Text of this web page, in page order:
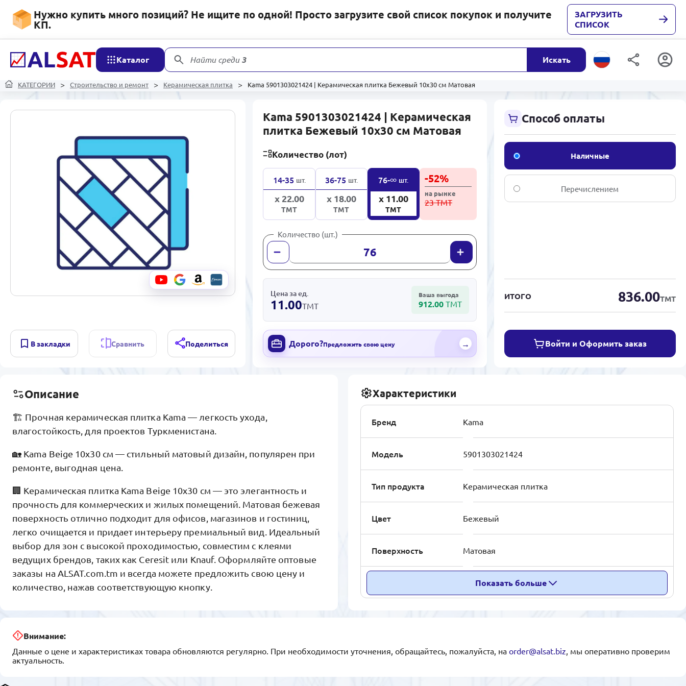
Нужно купить много позиций? Не ищите по одной! Просто загрузите свой список покупок и получите
КП.
ЗАГРУЗИТЬ
СПИСОК
Каталог Найти среди31 131 Искать
КАТЕГОРИИ Строительство и ремонт Керамическая плитка Kama 5901303021424 | Керамическая плитка Бежевый 10x30 см Матовая
В закладки Сравнить Поделиться
Kama 5901303021424 | Керамическая
плитка Бежевый 10x30 см Матовая
Количество (лот)
14-35 шт.
x 22.00
ТМТ
36-75 шт.
x 18.00
ТМТ
76-∞ шт.
x 11.00
ТМТ
-52%
на рынке
23 ТМТ
Количество (шт.)
Цена за ед.
11.00ТМТ
Ваша выгода
912.00 ТМТ
Дорого?Предложить свою цену →
Способ оплаты
Наличные
Перечислением
ИТОГО 836.00ТМТ
Войти и Оформить заказ
Описание
🏗️ Прочная керамическая плитка Kama — легкость ухода,
влагостойкость, для проектов Туркменистана.
🏡 Kama Beige 10x30 см — стильный матовый дизайн, популярен при
ремонте, выгодная цена.
🏢 Керамическая плитка Kama Beige 10x30 см — это элегантность и
прочность для коммерческих и жилых помещений. Матовая бежевая
поверхность отлично подходит для офисов, магазинов и гостиниц,
легко очищается и придает интерьеру премиальный вид. Идеальный
выбор для зон с высокой проходимостью, совместим с клеями
ведущих брендов, таких как Ceresit или Knauf. Оформляйте оптовые
заказы на ALSAT.com.tm и всегда можете предложить свою цену и
количество, нажав соответствующую кнопку.
Характеристики
Бренд Kama
Модель 5901303021424
Тип продукта Керамическая плитка
Цвет Бежевый
Поверхность Матовая
Показать больше
Внимание:
Данные о цене и характеристиках товара обновляются регулярно. При необходимости уточнения, обращайтесь, пожалуйста, на order@alsat.biz, мы оперативно проверим
актуальность.